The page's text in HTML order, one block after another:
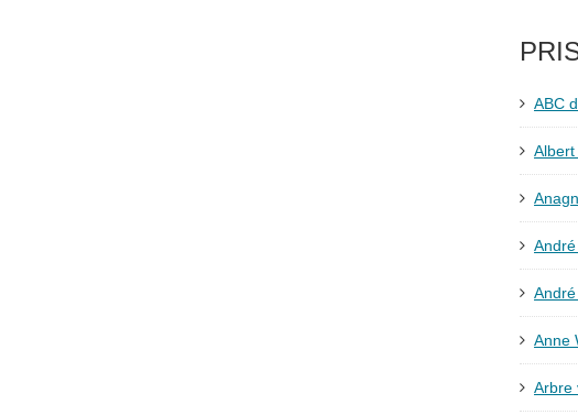
ABC
Anne
Arbre